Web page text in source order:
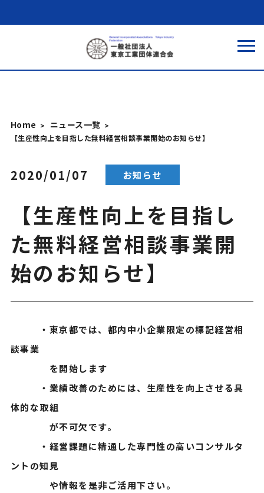
Home ニュース一覧
【生産性向上を目指した無料経営相談事業開始のお知らせ】
2020/01/07 お知らせ
【生産性向上を目指し
た無料経営相談事業開
始のお知らせ】
・東京都では、都内中小企業限定の標記経営相
談事業
を開始します
・業績改善のためには、生産性を向上させる具
体的な取組
が不可欠です。
・経営課題に精通した専門性の高いコンサルタ
ントの知見
や情報を是非ご活用下さい。